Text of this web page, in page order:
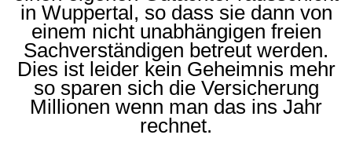
in Wuppertal, so dass sie dann von
einem nicht unabhängigen freien
Sachverständigen betreut werden.
Dies ist leider kein Geheimnis mehr
so sparen sich die Versicherung
Millionen wenn man das ins Jahr
rechnet.